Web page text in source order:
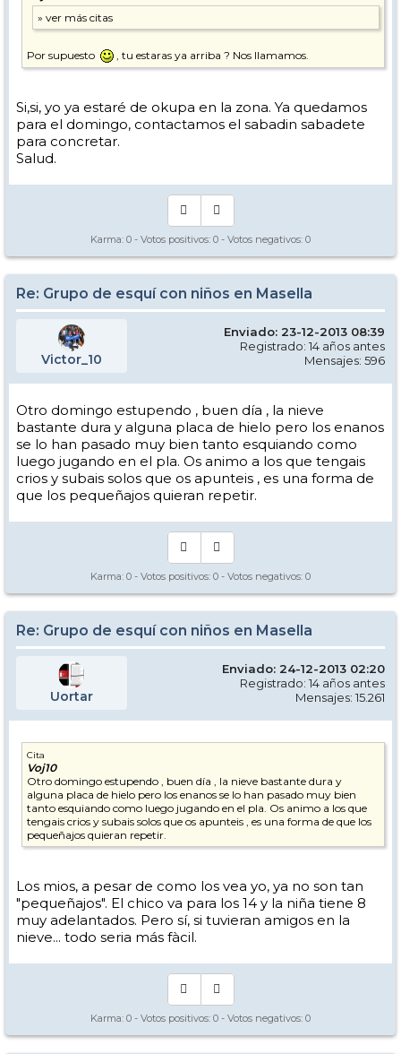
Por supuesto , tu estaras ya arriba ? Nos llamamos.
Si,si, yo ya estaré de okupa en la zona. Ya quedamos
para el domingo, contactamos el sabadin sabadete
para concretar.
Salud.
Karma: 0 - Votos positivos: 0 - Votos negativos: 0
Re: Grupo de esquí con niños en Masella
Victor_10
Enviado: 23-12-2013 08:39
Registrado: 14 años antes
Mensajes: 596
Otro domingo estupendo , buen día , la nieve
bastante dura y alguna placa de hielo pero los enanos
se lo han pasado muy bien tanto esquiando como
luego jugando en el pla. Os animo a los que tengais
crios y subais solos que os apunteis , es una forma de
que los pequeñajos quieran repetir.
Karma: 0 - Votos positivos: 0 - Votos negativos: 0
Re: Grupo de esquí con niños en Masella
Uortar
Enviado: 24-12-2013 02:20
Registrado: 14 años antes
Mensajes: 15.261
Cita
Voj10
Otro domingo estupendo , buen día , la nieve bastante dura y
alguna placa de hielo pero los enanos se lo han pasado muy bien
tanto esquiando como luego jugando en el pla. Os animo a los que
tengais crios y subais solos que os apunteis , es una forma de que los
pequeñajos quieran repetir.
Los mios, a pesar de como los vea yo, ya no son tan
"pequeñajos". El chico va para los 14 y la niña tiene 8
muy adelantados. Pero sí, si tuvieran amigos en la
nieve... todo seria más fàcil.
Karma: 0 - Votos positivos: 0 - Votos negativos: 0